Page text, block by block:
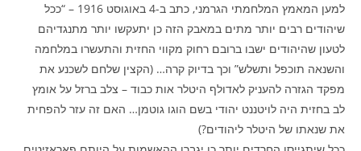
למען המאמץ המלחמתי הגרמני, כתב ב-4 באוגוסט 1916 – “ככל
שיהודים רבים יותר מתים במאבק הזה כן יתעקשו יותר מתנגדיהם
לטעון שהיהודים ישבו ברובם רחוק מקווי החזית והתעשרו במלחמה
והשנאה תוכפל ותשלש” וכך בדיוק קרה… (הקצין שלחם לשכנע את
מפקד הגזרה להעניק לאדולף היטלר אות כבוד – צלב ברזל על אומץ
לב בחזית היה לויטננט יהודי בשם הוגו גוטמן… האם זה עזר להפחית
את שנאתו של היטלר ליהודים?)